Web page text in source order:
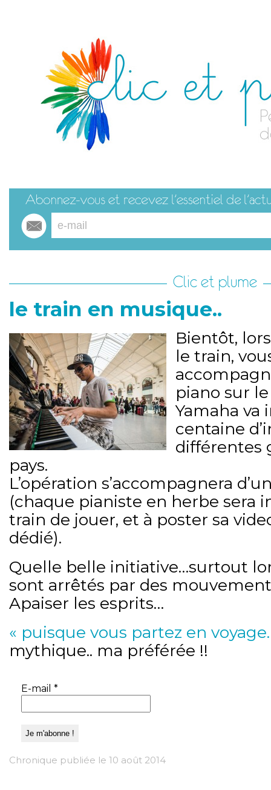
Clic et plume
le train en musique..
Bientôt,
le train,
piano sur
Yamaha va
centaine
différentes
pays.
L’opération s’accompagnera
(chaque pianiste en herbe sera
train de jouer, et à poster sa
dédié).
Quelle belle initiative…surtout
sont arrêtés par des
Apaiser les esprits…
« puisque vous partez en
mythique.. ma préférée !!
E-mail *
Chronique publiée le 10 août 2014